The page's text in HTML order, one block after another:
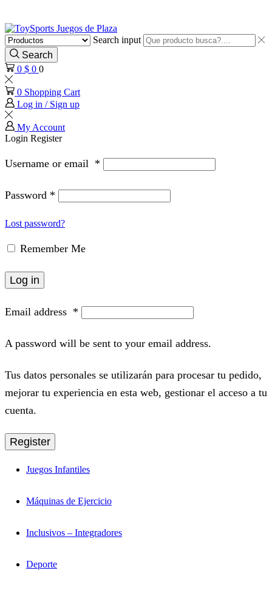
Search input
Search
0 $ 0 0
0 Shopping Cart
Log in / Sign up
My Account
Login Register
Username or email *
Password *
Lost password?
Remember Me
Log in
Email address *
A password will be sent to your email address.
Tus datos personales se utilizarán para procesar tu pedido,
mejorar tu experiencia en esta web, gestionar el acceso a tu
cuenta.
Register
Juegos Infantiles
Máquinas de Ejercicio
Inclusivos – Integradores
Deporte